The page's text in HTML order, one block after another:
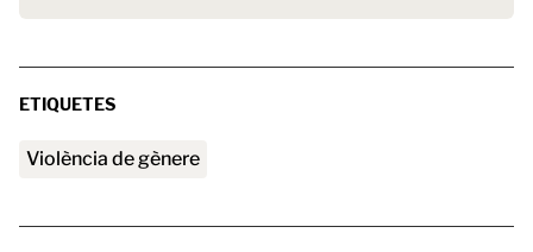
ETIQUETES
Violència de gènere